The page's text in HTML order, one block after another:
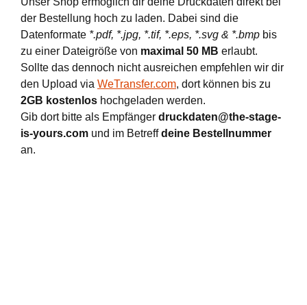
der Bestellung hoch zu laden. Dabei sind die
Datenformate *.pdf, *.jpg, *.tif, *.eps, *.svg & *.bmp bis
zu einer Dateigröße von maximal 50 MB erlaubt.
Sollte das dennoch nicht ausreichen empfehlen wir dir
den Upload via WeTransfer.com, dort können bis zu
2GB kostenlos hochgeladen werden.
Gib dort bitte als Empfänger druckdaten@the-stage-
is-yours.com und im Betreffdeine Bestellnummer
an.